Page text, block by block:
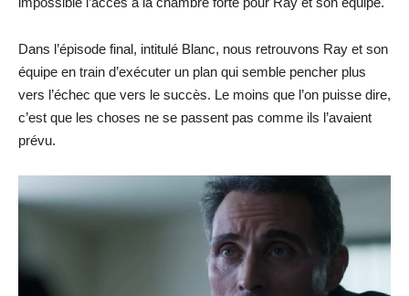
Dans l’épisode final, intitulé Blanc, nous retrouvons Ray et son
équipe en train d’exécuter un plan qui semble pencher plus
vers l’échec que vers le succès. Le moins que l’on puisse dire,
c’est que les choses ne se passent pas comme ils l’avaient
prévu.